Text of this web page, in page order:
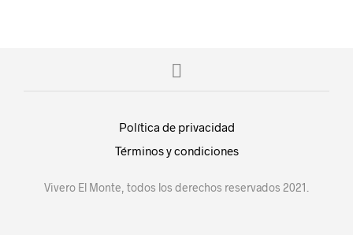
Política de privacidad
Términos y condiciones
Vivero El Monte, todos los derechos reservados 2021.